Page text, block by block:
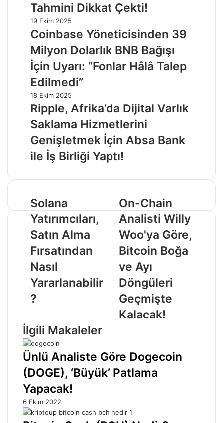
Tahmini Dikkat Çekti!
19 Ekim 2025
Coinbase Yöneticisinden 39
Milyon Dolarlık BNB Bağışı
İçin Uyarı: “Fonlar Hâlâ Talep
Edilmedi”
18 Ekim 2025
Ripple, Afrika’da Dijital Varlık
Saklama Hizmetlerini
Genişletmek İçin Absa Bank
ile İş Birliği Yaptı!
Solana
Yatırımcıları,
Satın
Alma
Fırsatından
Nasıl
Yararlanabilir?
Solana
Yatırımcıları,
Satın Alma
Fırsatından
Nasıl
Yararlanabilir
?
On-
Chain
Analisti
Willy
Woo'ya
Göre,
Bitcoin
Boğa
ve
Ayı
Döngüleri
Geçmişte
On-Chain
Analisti Willy
Woo'ya Göre,
Bitcoin Boğa
ve Ayı
Döngüleri
Geçmişte
Kalacak!
İlgili Makaleler
Ünlü Analiste Göre Dogecoin
(DOGE), ‘Büyük’ Patlama
Yapacak!
6 Ekim 2022